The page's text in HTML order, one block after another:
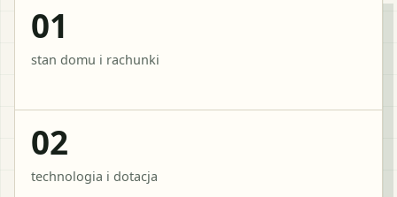
01
stan domu i rachunki
02
technologia i dotacja